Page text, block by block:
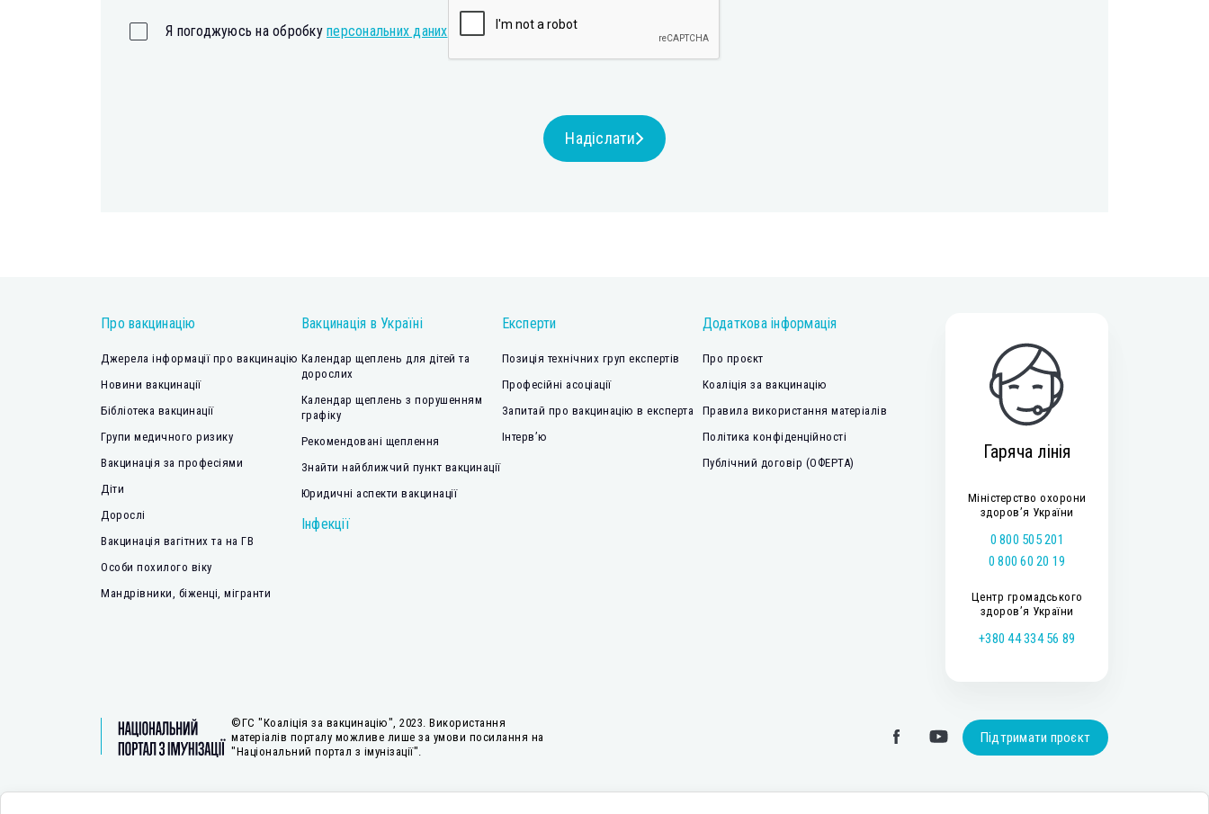
Я погоджуюсь на обробку персональних даних
Надіслати
Про вакцинацію
Джерела інформації про вакцинацію
Новини вакцинації
Бібліотека вакцинації
Групи медичного ризику
Вакцинація за професіями
Діти
Дорослі
Вакцинація вагітних та на ГВ
Особи похилого віку
Мандрівники, біженці, мігранти
Вакцинація в Україні
Календар щеплень для дітей та
дорослих
Календар щеплень з порушенням
графіку
Рекомендовані щеплення
Знайти найближчий пункт вакцинації
Юридичні аспекти вакцинації
Інфекції
Експерти
Позиція технічних груп експертів
Професійні асоціації
Запитай про вакцинацію в експерта
Інтерв’ю
Додаткова інформація
Про проєкт
Коаліція за вакцинацію
Правила використання матеріалів
Політика конфіденційності
Публічний договір (ОФЕРТА)
Гаряча лінія
Міністерство охорони
здоров’я України
0 800 505 201
0 800 60 20 19
Центр громадського
здоров’я України
+380 44 334 56 89
Підтримати проєкт
©ГС "Коаліція за вакцинацію", 2023. Використання
матеріалів порталу можливе лише за умови посилання на
"Національний портал з імунізації".